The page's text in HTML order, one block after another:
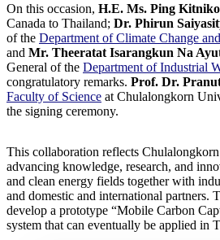
On this occasion, H.E. Ms. Ping
Canada to Thailand; Dr. Phirun
of the Department of Climate Change
and Mr. Theeratat Isarangkun Na
General of the Department of Industrial
congratulatory remarks. Prof. Dr.
Faculty of Science at Chulalongkorn
the signing ceremony.
This collaboration reflects
advancing knowledge, research, and
and clean energy fields together with
and domestic and international partners.
develop a prototype “Mobile Carbon
system that can eventually be applied in